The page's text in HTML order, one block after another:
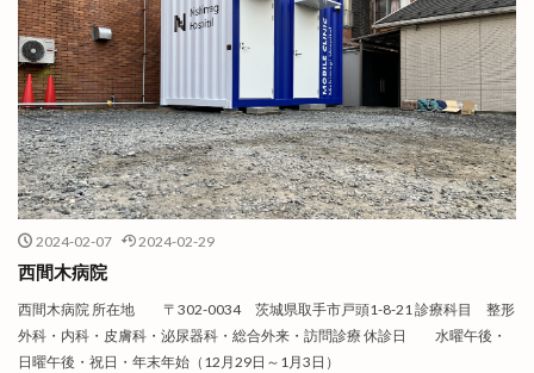
2024-02-07 2024-02-29
西間木病院
西間木病院 所在地 〒302-0034 茨城県取手市戸頭1-8-21 診療科目 整形
外科・内科・皮膚科・泌尿器科・総合外来・訪問診療 休診日 水曜午後・
日曜午後・祝日・年末年始（12月29日～1月3日）